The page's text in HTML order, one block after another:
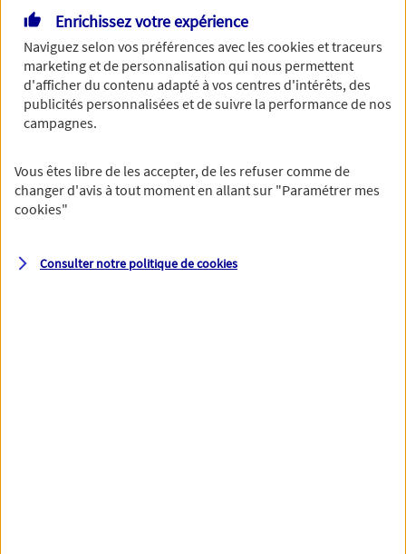
Numéro de téléphone
accompagner dans les prochaines étapes de votre souscription.
Enrichissez votre expérience
Naviguez selon vos préférences avec lescookies et traceurs
marketing et de personnalisation qui nous permettent
d'afficher du contenu adapté à vos centres d'intérêts, des
publicités personnalisées et de suivre la performance de nos
campagnes.
Vous êtes libre de les accepter, de les refuser comme de
changer d'avis à tout moment en allant sur "Paramétrer mes
cookies"
Consulter notre politique decookies